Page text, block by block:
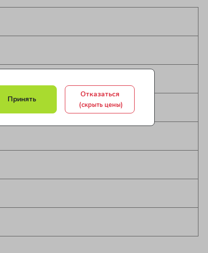
Принять
Отказаться
(скрыть цены)